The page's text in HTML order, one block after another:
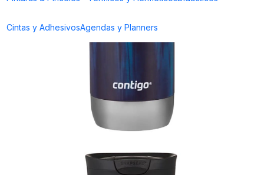
Cintas y AdhesivosAgendas y Planners